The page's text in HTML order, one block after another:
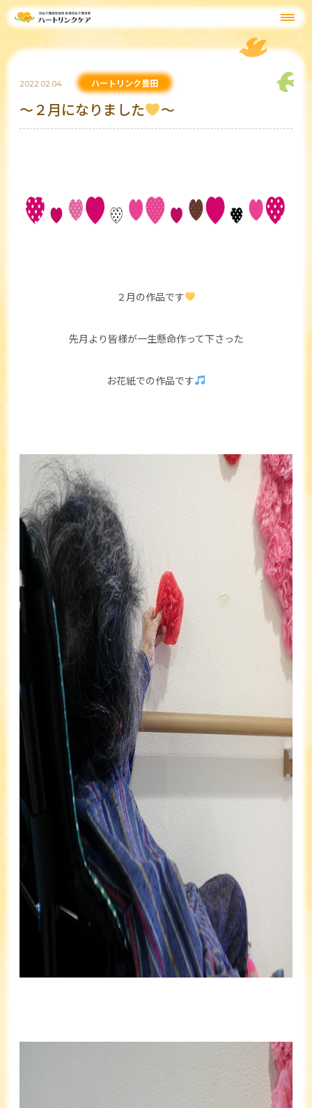
2022.02.04 ハートリンク豊田
～２月になりました ～
２月の作品です
先月より皆様が一生懸命作って下さった
お花紙での作品です